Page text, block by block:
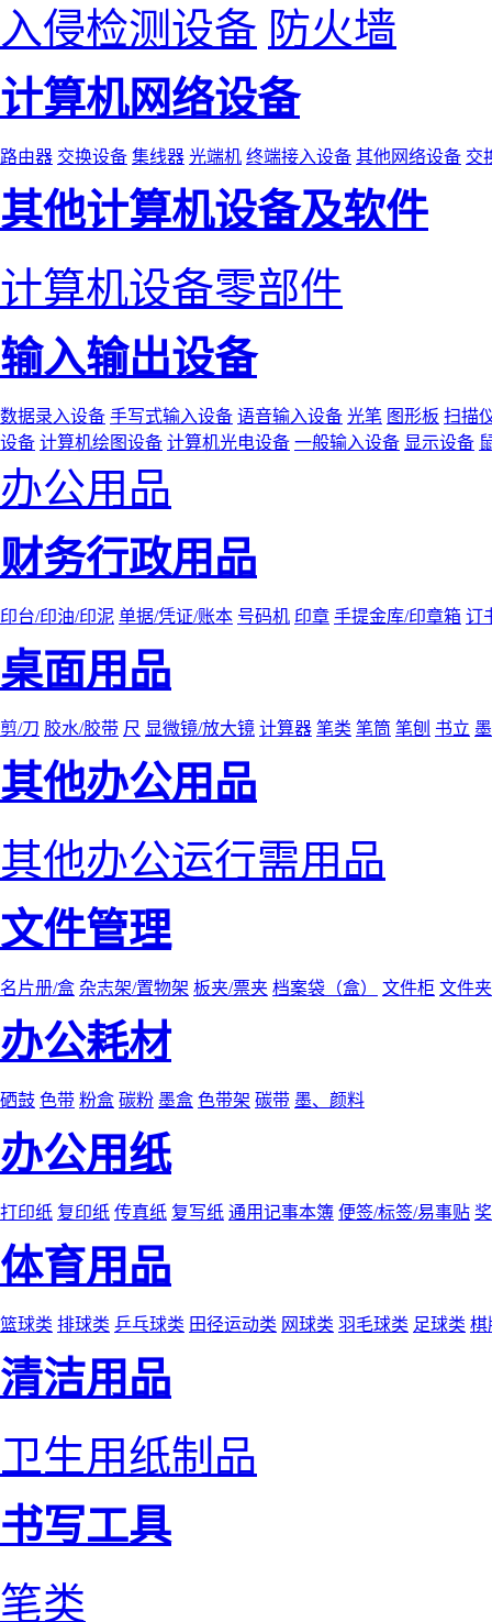
入侵检测设备 防火墙
计算机网络设备
路由器 交换设备 集线器 光端机 终端接入设备 其他网络设备 交
其他计算机设备及软件
计算机设备零部件
输入输出设备
数据录入设备 手写式输入设备 语音输入设备 光笔 图形板 扫描
设备 计算机绘图设备 计算机光电设备 一般输入设备 显示设备
办公用品
财务行政用品
印台/印油/印泥 单据/凭证/账本 号码机 印章 手提金库/印章箱 订
桌面用品
剪/刀 胶水/胶带 尺 显微镜/放大镜 计算器 笔类 笔筒 笔刨 书立
其他办公用品
其他办公运行需用品
文件管理
名片册/盒 杂志架/置物架 板夹/票夹 档案袋（盒） 文件柜 文件
办公耗材
硒鼓 色带 粉盒 碳粉 墨盒 色带架 碳带 墨、颜料
办公用纸
打印纸 复印纸 传真纸 复写纸 通用记事本簿 便签/标签/易事贴
体育用品
篮球类 排球类 乒乓球类 田径运动类 网球类 羽毛球类 足球类 棋
清洁用品
卫生用纸制品
书写工具
笔类